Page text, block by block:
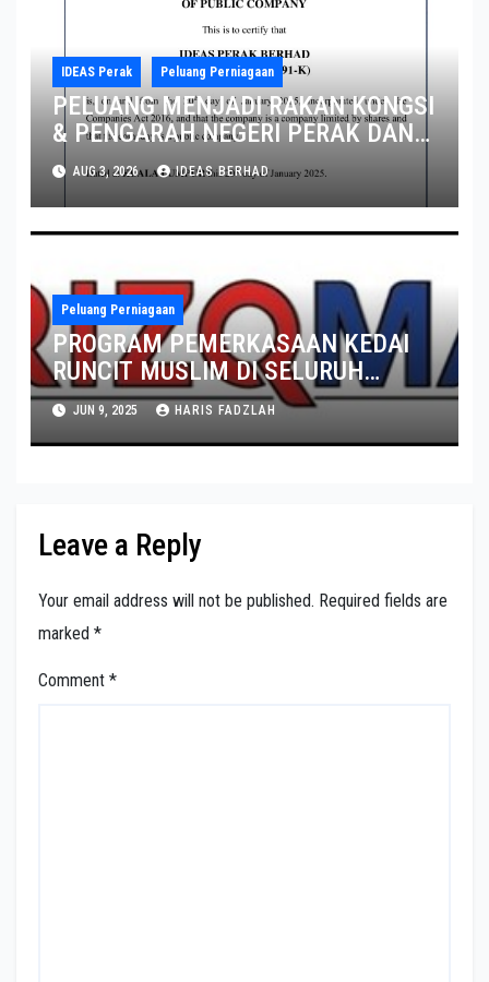
IDEAS Perak Peluang Perniagaan
PELUANG MENJADI RAKAN KONGSI
& PENGARAH NEGERI PERAK DAN
PULAU PINANG
AUG 3, 2026 IDEAS BERHAD
Peluang Perniagaan
PROGRAM PEMERKASAAN KEDAI
RUNCIT MUSLIM DI SELURUH
NEGARA
JUN 9, 2025 HARIS FADZLAH
Leave a Reply
Your email address will not be published. Required fields are
marked *
Comment *